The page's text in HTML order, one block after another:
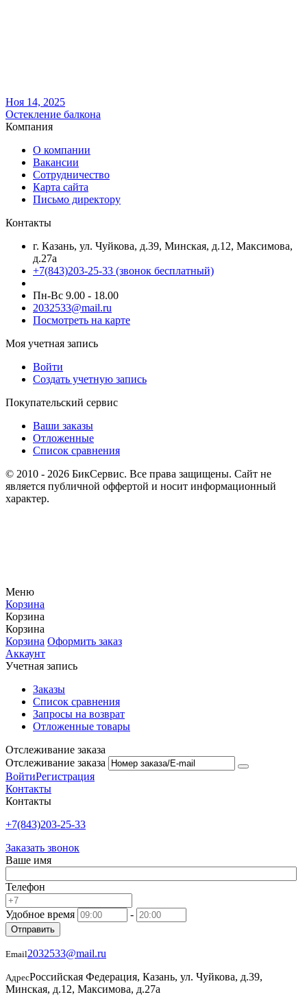
Ноя 14, 2025
Остекление балкона
Компания
О компании
Вакансии
Сотрудничество
Карта сайта
Письмо директору
Контакты
г. Казань, ул. Чуйкова, д.39, Минская, д.12, Максимова,
д.27а
+7(843)203-25-33 (звонок бесплатный)
Пн-Вс 9.00 - 18.00
2032533@mail.ru
Посмотреть на карте
Моя учетная запись
Войти
Создать учетную запись
Покупательский сервис
Ваши заказы
Отложенные
Список сравнения
© 2010 - 2026 БикСервис. Все права защищены. Сайт не
является публичной оффертой и носит информационный
характер.
Меню
Корзина
Корзина
Корзина
Корзина Оформить заказ
Аккаунт
Учетная запись
Заказы
Список сравнения
Запросы на возврат
Отложенные товары
Отслеживание заказа
Отслеживание заказа
ВойтиРегистрация
Контакты
Контакты
+7(843)203-25-33
Заказать звонок
Ваше имя
Телефон
Удобное время -
Отправить
Email2032533@mail.ru
АдресРоссийская Федерация, Казань, ул. Чуйкова, д.39,
Минская, д.12, Максимова, д.27а